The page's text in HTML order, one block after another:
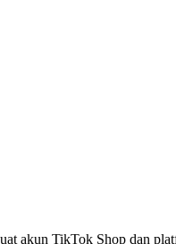
akun TikTok Shop dan